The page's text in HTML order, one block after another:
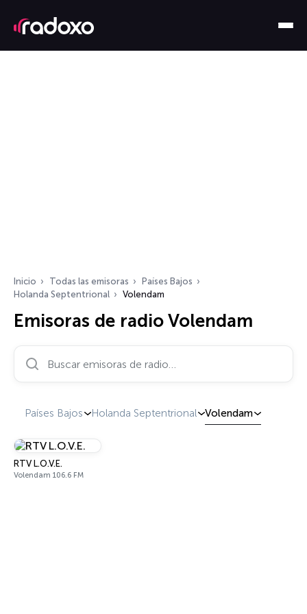
Inicio Todas las emisoras
Países Bajos
Holanda Septentrional
Volendam
Emisoras de radio Volendam
Países Bajos Holanda Septentrional Volendam
RTV L.O.V.E.
Volendam 106.6 FM